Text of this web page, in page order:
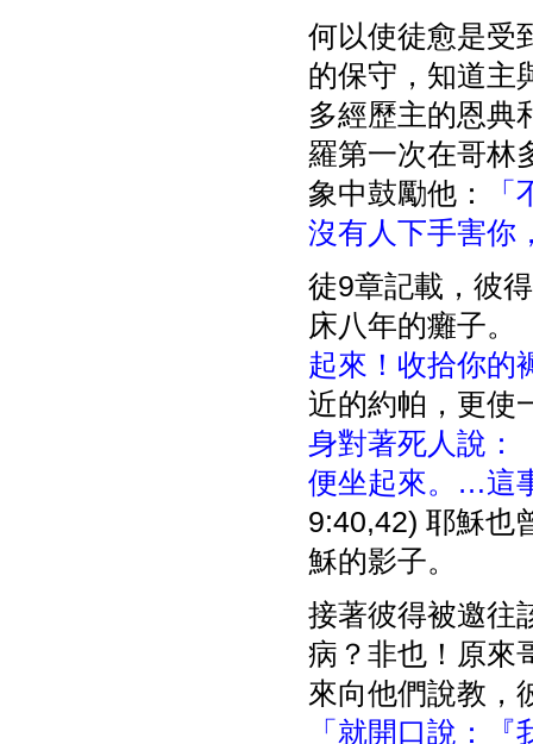
何以使徒愈是受
的保守，知道主
多經歷主的恩典
羅第一次在哥林
象中鼓勵他：
沒有人下手害你
徒9章記載，彼
床八年的癱子。
起來！收拾你的
近的約帕，更使
身對著死人說：
便坐起來。…這
9:40,42) 耶穌也
穌的影子。
接著彼得被邀往
病？非也！原來
來向他們說教，
「就開口說：